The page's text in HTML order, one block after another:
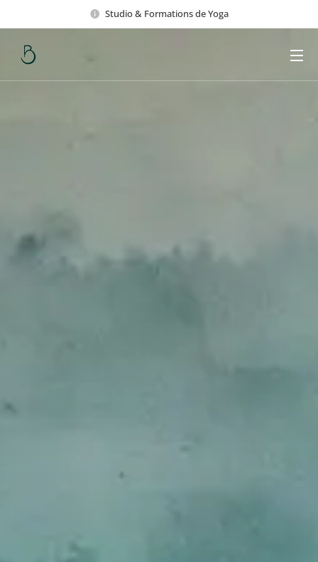
Studio & Formations de Yoga